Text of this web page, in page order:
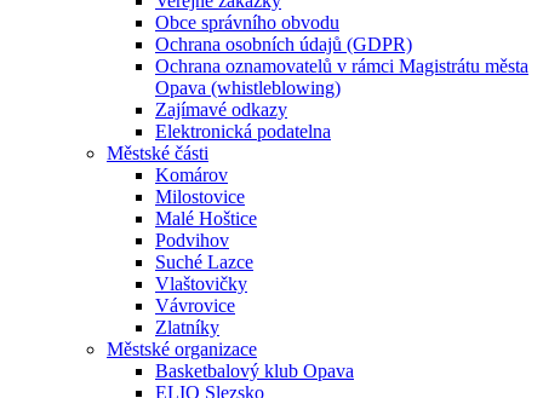
Obce správního obvodu
Ochrana osobních údajů (GDPR)
Ochrana oznamovatelů v rámci Magistrátu města
Opava (whistleblowing)
Zajímavé odkazy
Elektronická podatelna
Městské části
Komárov
Milostovice
Malé Hoštice
Podvihov
Suché Lazce
Vlaštovičky
Vávrovice
Zlatníky
Městské organizace
Basketbalový klub Opava
ELIO Slezsko